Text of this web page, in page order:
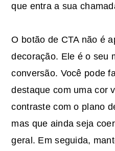
que entra a sua
O botão de CTA não é
decoração. Ele é o seu
conversão. Você pode
destaque com uma cor
contraste com o plano
mas que ainda seja
geral. Em seguida,